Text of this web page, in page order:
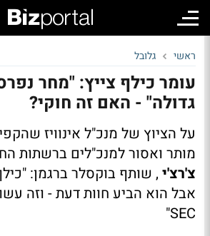
ראשי גלובל
עומר כילף צייץ: "מחר
גדולה" - האם זה חוקי?
על הציוץ של מנכ"ל אינוויז
מותר ואסור למנכ"לים ברשתות
צ'רצ'י , שותף בוקסלר ברגמן:
אבל הוא הביע חוות דעת - וזה
SEC"